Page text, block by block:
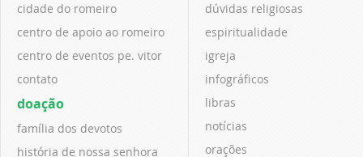
cidade do romeiro
centro de apoio ao romeiro
centro de eventos pe. vitor
contato
doação
família dos devotos
história de nossa senhora
dúvidas religiosas
espiritualidade
igreja
infográficos
libras
notícias
orações